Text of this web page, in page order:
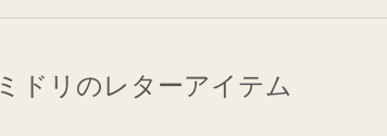
ミドリのレターアイテム